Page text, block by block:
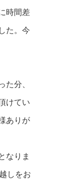
時間差
た。今
分、
けてい
ありが
なりま
しをお